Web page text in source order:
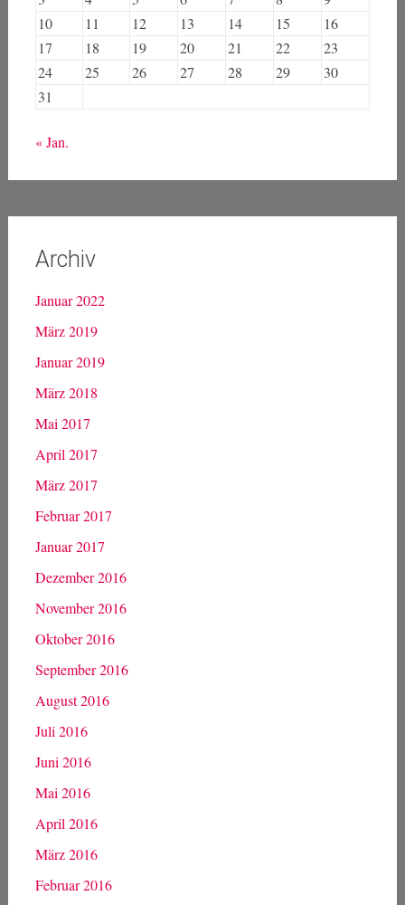
10
11 12 13 14 15
16
17
18 19 20 21 22
23
24
25 26 27 28 29
30
31
« Jan.
Archiv
Januar 2022
März 2019
Januar 2019
März 2018
Mai 2017
April 2017
März 2017
Februar 2017
Januar 2017
Dezember 2016
November 2016
Oktober 2016
September 2016
August 2016
Juli 2016
Juni 2016
Mai 2016
April 2016
März 2016
Februar 2016